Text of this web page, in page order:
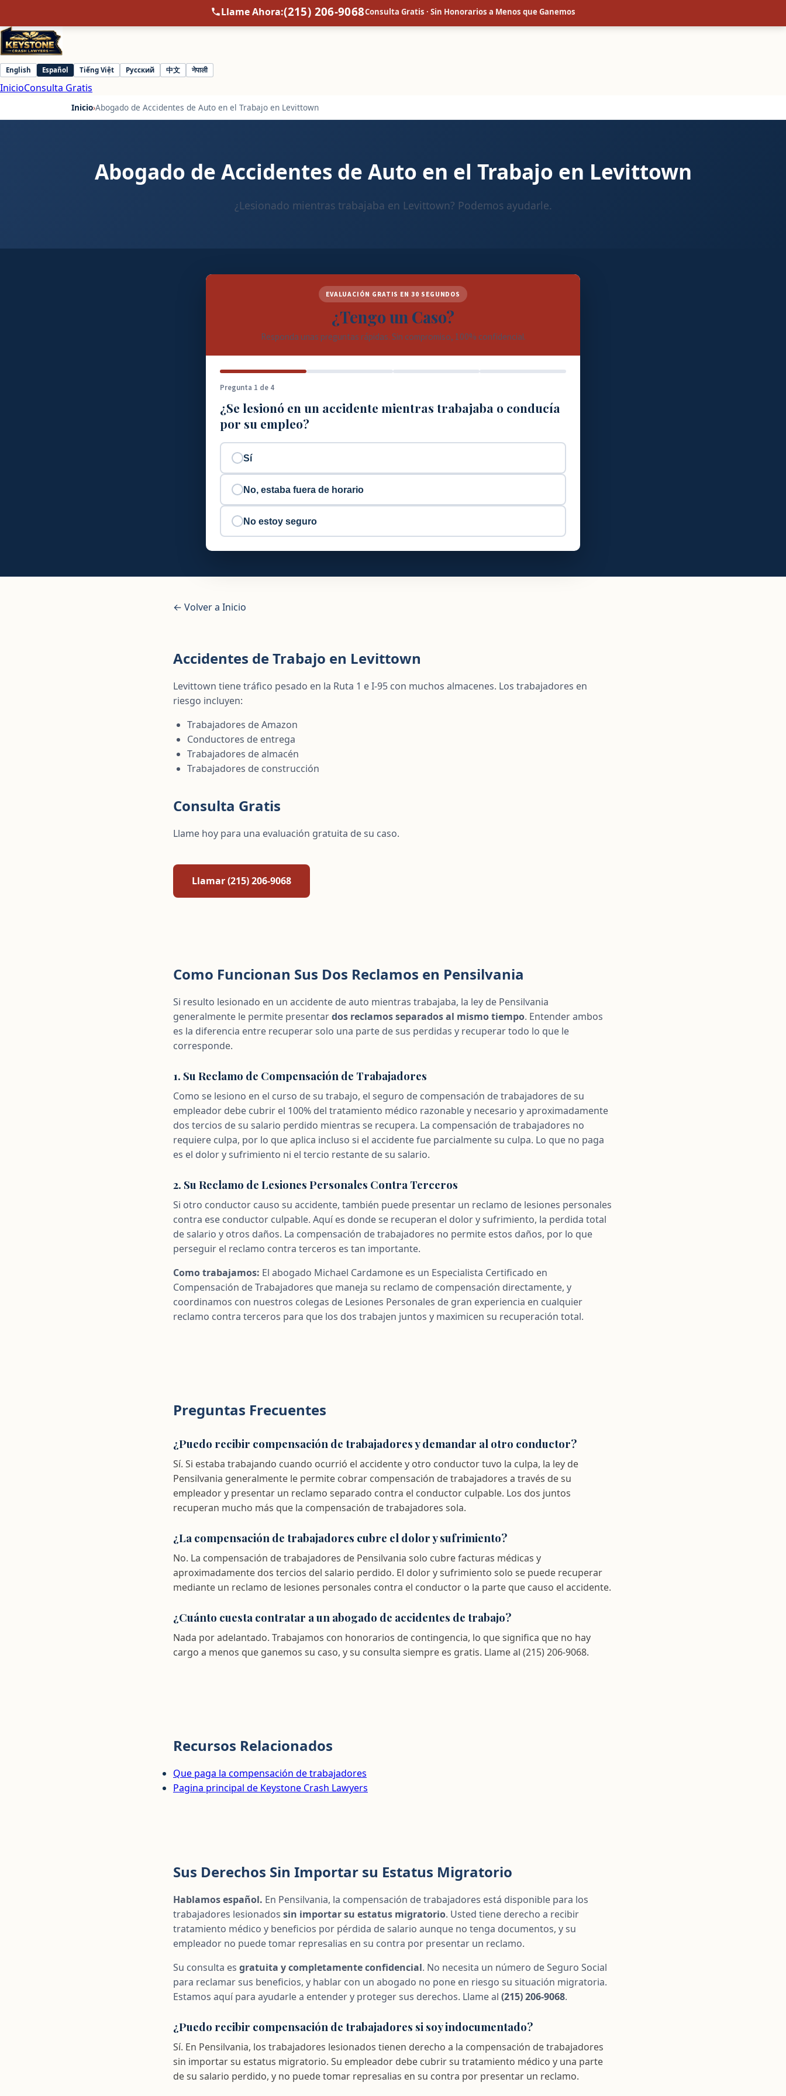
Llame Ahora:(215) 206-9068Consulta Gratis · Sin Honorarios a Menos que Ganemos
Select
language
English Español Tiếng Việt Русский 中文 नेपाली
InicioConsulta Gratis
Inicio›Abogado de Accidentes de Auto en el Trabajo en Levittown
Abogado de Accidentes de Auto en el Trabajo en Levittown
¿Lesionado mientras trabajaba en Levittown? Podemos ayudarle.
EVALUACIÓN GRATIS EN 30 SEGUNDOS
¿Tengo un Caso?
Responda unas preguntas rápidas. Sin compromiso, 100% confidencial.
Pregunta 1 de 4
¿Se lesionó en un accidente mientras trabajaba o conducía
por su empleo?
Sí
No, estaba fuera de horario
No estoy seguro
← Volver a Inicio
Accidentes de Trabajo en Levittown
Levittown tiene tráfico pesado en la Ruta 1 e I-95 con muchos almacenes. Los trabajadores en
riesgo incluyen:
Trabajadores de Amazon
Conductores de entrega
Trabajadores de almacén
Trabajadores de construcción
Consulta Gratis
Llame hoy para una evaluación gratuita de su caso.
Llamar (215) 206-9068
Como Funcionan Sus Dos Reclamos en Pensilvania
Si resulto lesionado en un accidente de auto mientras trabajaba, la ley de Pensilvania
generalmente le permite presentardos reclamos separados al mismo tiempo. Entender ambos
es la diferencia entre recuperar solo una parte de sus perdidas y recuperar todo lo que le
corresponde.
1. Su Reclamo de Compensación de Trabajadores
Como se lesiono en el curso de su trabajo, el seguro de compensación de trabajadores de su
empleador debe cubrir el 100% del tratamiento médico razonable y necesario y aproximadamente
dos tercios de su salario perdido mientras se recupera. La compensación de trabajadores no
requiere culpa, por lo que aplica incluso si el accidente fue parcialmente su culpa. Lo que no paga
es el dolor y sufrimiento ni el tercio restante de su salario.
2. Su Reclamo de Lesiones Personales Contra Terceros
Si otro conductor causo su accidente, también puede presentar un reclamo de lesiones personales
contra ese conductor culpable. Aquí es donde se recuperan el dolor y sufrimiento, la perdida total
de salario y otros daños. La compensación de trabajadores no permite estos daños, por lo que
perseguir el reclamo contra terceros es tan importante.
Como trabajamos: El abogado Michael Cardamone es un Especialista Certificado en
Compensación de Trabajadores que maneja su reclamo de compensación directamente, y
coordinamos con nuestros colegas de Lesiones Personales de gran experiencia en cualquier
reclamo contra terceros para que los dos trabajen juntos y maximicen su recuperación total.
Preguntas Frecuentes
¿Puedo recibir compensación de trabajadores y demandar al otro conductor?
Sí. Si estaba trabajando cuando ocurrió el accidente y otro conductor tuvo la culpa, la ley de
Pensilvania generalmente le permite cobrar compensación de trabajadores a través de su
empleador y presentar un reclamo separado contra el conductor culpable. Los dos juntos
recuperan mucho más que la compensación de trabajadores sola.
¿La compensación de trabajadores cubre el dolor y sufrimiento?
No. La compensación de trabajadores de Pensilvania solo cubre facturas médicas y
aproximadamente dos tercios del salario perdido. El dolor y sufrimiento solo se puede recuperar
mediante un reclamo de lesiones personales contra el conductor o la parte que causo el accidente.
¿Cuánto cuesta contratar a un abogado de accidentes de trabajo?
Nada por adelantado. Trabajamos con honorarios de contingencia, lo que significa que no hay
cargo a menos que ganemos su caso, y su consulta siempre es gratis. Llame al (215) 206-9068.
Recursos Relacionados
Que paga la compensación de trabajadores
Pagina principal de Keystone Crash Lawyers
Sus Derechos Sin Importar su Estatus Migratorio
Hablamos español. En Pensilvania, la compensación de trabajadores está disponible para los
trabajadores lesionados sin importar su estatus migratorio. Usted tiene derecho a recibir
tratamiento médico y beneficios por pérdida de salario aunque no tenga documentos, y su
empleador no puede tomar represalias en su contra por presentar un reclamo.
Su consulta es gratuita y completamente confidencial. No necesita un número de Seguro Social
para reclamar sus beneficios, y hablar con un abogado no pone en riesgo su situación migratoria.
Estamos aquí para ayudarle a entender y proteger sus derechos. Llame al (215) 206-9068.
¿Puedo recibir compensación de trabajadores si soy indocumentado?
Sí. En Pensilvania, los trabajadores lesionados tienen derecho a la compensación de trabajadores
sin importar su estatus migratorio. Su empleador debe cubrir su tratamiento médico y una parte
de su salario perdido, y no puede tomar represalias en su contra por presentar un reclamo.